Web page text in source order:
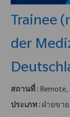
Trainee
der
สถานที่ : Remote,
ประเภท : ฝ่ายขาย